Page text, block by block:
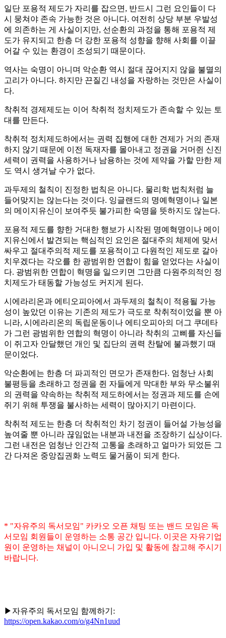
일단 포용적 제도가 자리를 잡으면, 반드시 그런 요인들이 다
시 뭉쳐야 존속 가능한 것은 아니다. 여전히 상당 부분 우발성
에 의존하는 게 사실이지만, 선순환의 과정을 통해 포용적 제
도가 유지되고 한층 더 강한 포용적 성향을 향해 사회를 이끌
어갈 수 있는 환경이 조성되기 때문이다.
역사는 숙명이 아니며 악순환 역시 절대 끊어지지 않을 불멸의
고리가 아니다. 하지만 끈질긴 내성을 자랑하는 것만은 사실이
다.
착취적 경제제도는 이어 착취적 정치제도가 존속할 수 있는 토
대를 만든다.
착취적 정치제도하에서는 권력 집행에 대한 견제가 거의 존재
하지 않기 때문에 이전 독재자를 몰아내고 정권을 거머쥔 신진
세력이 권력을 사용하거나 남용하는 것에 제약을 가할 만한 제
도 역시 생겨날 수가 없다.
과두제의 철칙이 진정한 법칙은 아니다. 물리학 법칙처럼 늘
들어맞지는 않는다는 것이다. 잉글랜드의 명예혁명이나 일본
의 메이지유신이 보여주듯 불가피한 숙명을 뜻하지도 않는다.
포용적 제도를 향한 거대한 행보가 시작된 명예혁명이나 메이
지유신에서 발견되는 핵심적인 요인은 절대주의 체제에 맞서
싸우고 절대주의적 제도를 포용적이고 다원적인 제도로 갈아
치우겠다는 각오를 한 광범위한 연합이 힘을 얻었다는 사실이
다. 광범위한 연합이 혁명을 일으키면 그만큼 다원주의적인 정
치제도가 태동할 가능성도 커지게 된다.
시에라리온과 에티오피아에서 과두제의 철칙이 적용될 가능
성이 높았던 이유는 기존의 제도가 극도로 착취적이었을 뿐 아
니라, 시에라리온의 독립운동이나 에티오피아의 더그 쿠데타
가 그런 광범위한 연합의 혁명이 아니라 착취의 고삐를 자신들
이 쥐고자 안달했던 개인 및 집단의 권력 찬탈에 불과했기 때
문이었다.
악순환에는 한층 더 파괴적인 면모가 존재한다. 엄청난 사회
불평등을 초래하고 정권을 쥔 자들에게 막대한 부와 무소불위
의 권력을 약속하는 착취적 제도하에서는 정권과 제도를 손에
쥐기 위해 투쟁을 불사하는 세력이 많아지기 마련이다.
착취적 제도는 한층 더 착취적인 차기 정권이 들어설 가능성을
높여줄 뿐 아니라 끊임없는 내분과 내전을 조장하기 십상이다.
그런 내전은 엄청난 인간적 고통을 초래하고 얼마가 되었든 그
간 다져온 중앙집권화 노력도 물거품이 되게 한다.
* "자유주의 독서모임" 카카오 오픈 채팅 또는 밴드 모임은 독
서모임 회원들이 운영하는 소통 공간 입니다. 이곳은 자유기업
원이 운영하는 채널이 아니오니 가입 및 활동에 참고해 주시기
바랍니다.
▶자유주의 독서모임 함께하기:
https://open.kakao.com/o/g4Nn1uud